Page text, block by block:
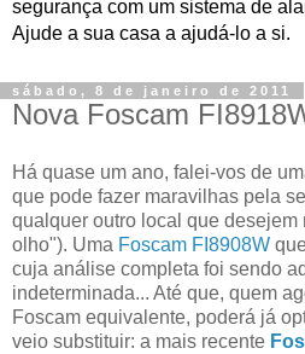
segurança com um sistema de
Ajude a sua casa a ajudá-lo a si.
sábado, 8 de janeiro de 2011
Nova Foscam
Há quase um ano, falei-vos de
que pode fazer maravilhas pela
qualquer outro local que desejem
olho"). Uma Foscam FI8908W
cuja análise completa foi sendo
indeterminada... Até que, quem
Foscam equivalente, poderá já
veio substituir: a mais recente